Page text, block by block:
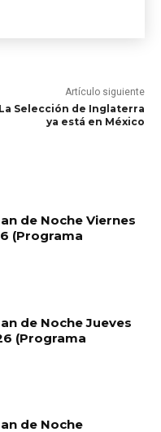
Artículo siguiente
La Selección de Inglaterra
ya está en México
de Noche Viernes
(Programa
de Noche Jueves
(Programa
de Noche